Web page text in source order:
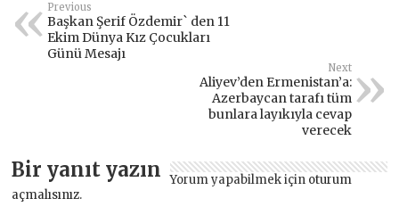
Previous
Başkan Şerif Özdemir` den 11
Ekim Dünya Kız Çocukları
Günü Mesajı
Next
Aliyev’den Ermenistan’a:
Azerbaycan tarafı tüm
bunlara layıkıyla cevap
verecek
Bir yanıt yazın Yorum yapabilmek için oturum
açmalısınız.